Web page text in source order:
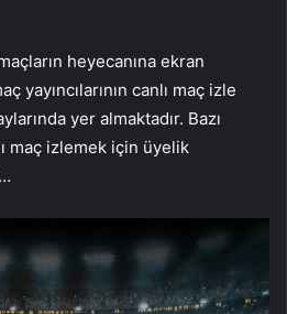
heyecanına ekran
yayıncılarının canlı maç izle
yer almaktadır. Bazı
maç izlemek için üyelik